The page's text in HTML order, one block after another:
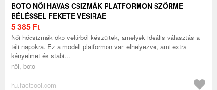
BOTO NŐI HAVAS CSIZMÁK PLATFORMON SZŐRME
BÉLÉSSEL FEKETE VESIRAE
5 385 Ft
Női hócsizmák öko velúrból készültek, amelyek ideális választás a
téli napokra. Ez a modell platformon van elhelyezve, ami extra
kényelmet és stabi...
női, boto
hu.factcool.com